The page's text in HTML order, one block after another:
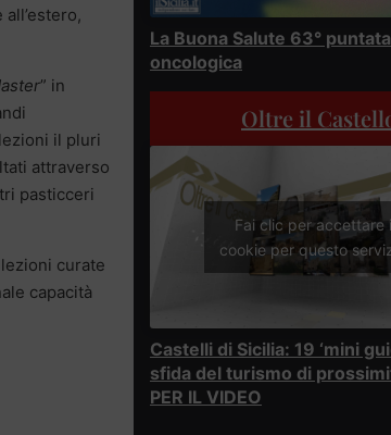
” in
il pluri
attraverso
pasticceri
curate
capacità
La Buona Salute 63°
oncologica
Oltre il
Fai clic per accettare i
cookie per questo
Castelli di Sicilia: 19 ‘mini
sfida del turismo di
PER IL VIDEO